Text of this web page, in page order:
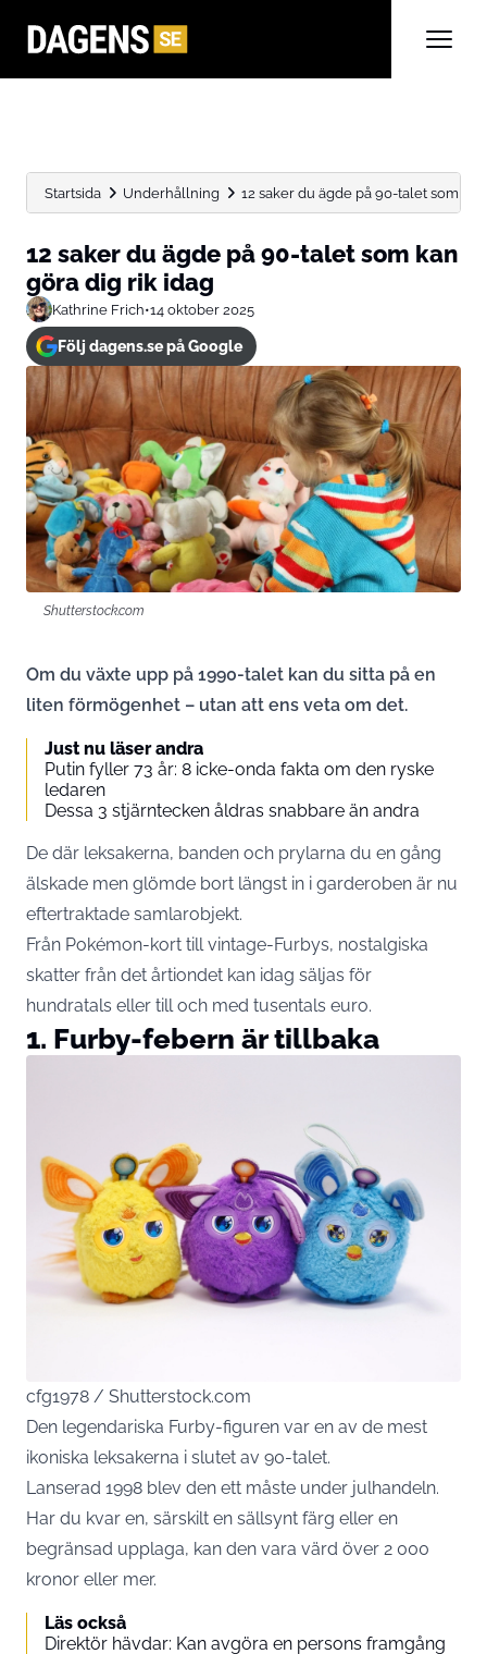
Startsida Underhållning 12 saker du ägde på 90-talet som kan
12 saker du ägde på 90-talet som kan
göra dig rik idag
Kathrine Frich•14 oktober 2025
Följ dagens.se på Google
Shutterstock.com
Om du växte upp på 1990-talet kan du sitta på en
liten förmögenhet – utan att ens veta om det.
Just nu läser andra
Putin fyller 73 år: 8 icke-onda fakta om den ryske
ledaren
Dessa 3 stjärntecken åldras snabbare än andra
De där leksakerna, banden och prylarna du en gång
älskade men glömde bort längst in i garderoben är nu
eftertraktade samlarobjekt.
Från Pokémon-kort till vintage-Furbys, nostalgiska
skatter från det årtiondet kan idag säljas för
hundratals eller till och med tusentals euro.
1. Furby-febern är tillbaka
cfg1978 / Shutterstock.com
Den legendariska Furby-figuren var en av de mest
ikoniska leksakerna i slutet av 90-talet.
Lanserad 1998 blev den ett måste under julhandeln.
Har du kvar en, särskilt en sällsynt färg eller en
begränsad upplaga, kan den vara värd över 2 000
kronor eller mer.
Läs också
Direktör hävdar: Kan avgöra en persons framgång